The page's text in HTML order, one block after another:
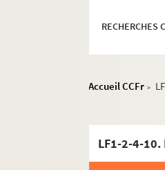
RECHERCHES
Accueil CCFr >
LF1-2-4-
LF1. Histoire